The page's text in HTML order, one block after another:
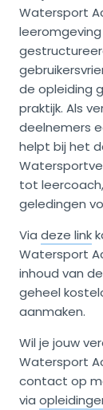
Watersport
de opleiding
praktijk. Als
deelnemers
helpt bij het
tot
geledingen
Via deze link
Watersport
inhoud van
geheel
aanmaken.
Wil je jouw
Watersport
contact op
via